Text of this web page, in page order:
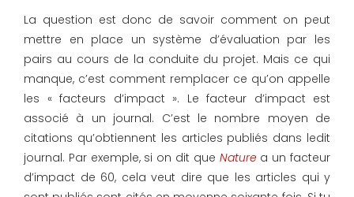
La question est donc de savoir comment on peut
mettre en place un système d’évaluation par les
pairs au cours de la conduite du projet. Mais ce qui
manque, c’est comment remplacer ce qu’on appelle
les « facteurs d’impact ». Le facteur d’impact est
associé à un journal. C’est le nombre moyen de
citations qu’obtiennent les articles publiés dans ledit
journal. Par exemple, si on dit que Nature a un facteur
d’impact de 60, cela veut dire que les articles qui y